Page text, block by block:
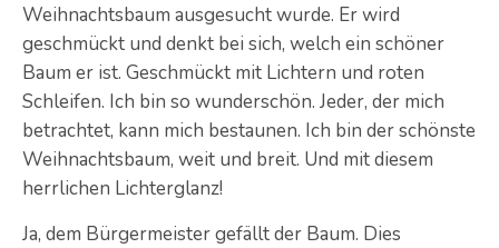
Weihnachtsbaum ausgesucht wurde. Er wird
geschmückt und denkt bei sich, welch ein schöner
Baum er ist. Geschmückt mit Lichtern und roten
Schleifen. Ich bin so wunderschön. Jeder, der mich
betrachtet, kann mich bestaunen. Ich bin der schönste
Weihnachtsbaum, weit und breit. Und mit diesem
herrlichen Lichterglanz!
Ja, dem Bürgermeister gefällt der Baum. Dies